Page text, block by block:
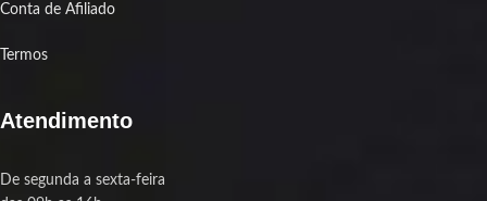
Conta de Afiliado
Termos
Atendimento
De segunda a sexta-feira